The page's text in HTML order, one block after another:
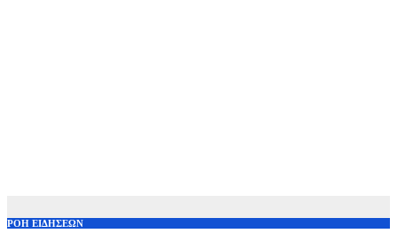
ΡΟΗ ΕΙΔΗΣΕΩΝ